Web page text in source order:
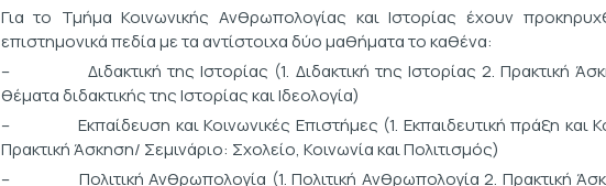
Για το Τμήμα Κοινωνικής Ανθρωπολογίας και Ιστορίας έχουν
επιστημονικά πεδία με τα αντίστοιχα δύο μαθήματα το καθένα:
– Διδακτική της Ιστορίας (1. Διδακτική της Ιστορίας 2. Πρακτική
θέματα διδακτικής της Ιστορίας και Ιδεολογία)
– Εκπαίδευση και Κοινωνικές Επιστήμες (1. Εκπαιδευτική πράξη και
Πρακτική Άσκηση/ Σεμινάριο: Σχολείο, Κοινωνία και Πολιτισμός)
– Πολιτική Ανθρωπολογία (1. Πολιτική Ανθρωπολογία 2. Πρακτική